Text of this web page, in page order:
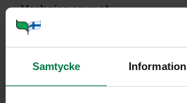
Samtycke Information
Varhaisperunat
Var­hais­pe­ru­nat